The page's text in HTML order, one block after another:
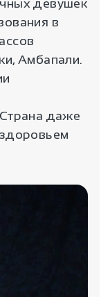
девушек
в
Амбапали.
даже